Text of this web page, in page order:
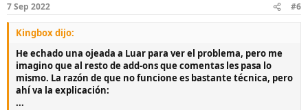
7 Sep 2022 #6
Kingbox dijo:
He echado una ojeada a Luar para ver el problema, pero me
imagino que al resto de add-ons que comentas les pasa lo
mismo. La razón de que no funcione es bastante técnica, pero
ahí va la explicación:
...